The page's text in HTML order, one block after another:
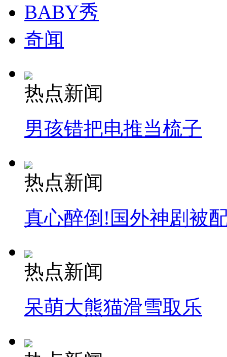
BABY秀
奇闻
热点新闻
男孩错把电推当梳子
热点新闻
真心醉倒!国外神剧被
热点新闻
呆萌大熊猫滑雪取乐